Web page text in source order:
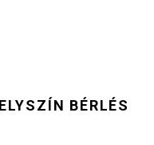
BÉRLÉS